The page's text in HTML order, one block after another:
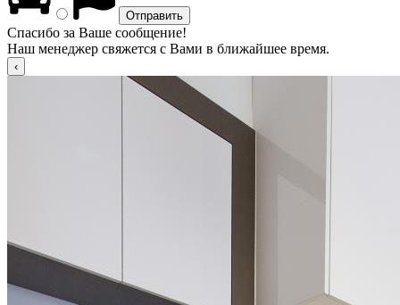
Спасибо за Ваше сообщение!
Наш менеджер свяжется с Вами в ближайшее время.